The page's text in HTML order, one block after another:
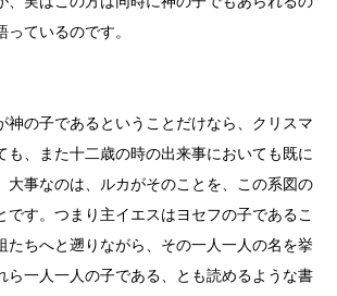
ているのです。
の子であるということだけなら、クリスマ
も、また十二歳の時の出来事においても既に
大事なのは、ルカがそのことを、この系図の
です。つまり主イエスはヨセフの子であるこ
たちへと遡りながら、その一人一人の名を挙
ら一人一人の子である、とも読めるような書